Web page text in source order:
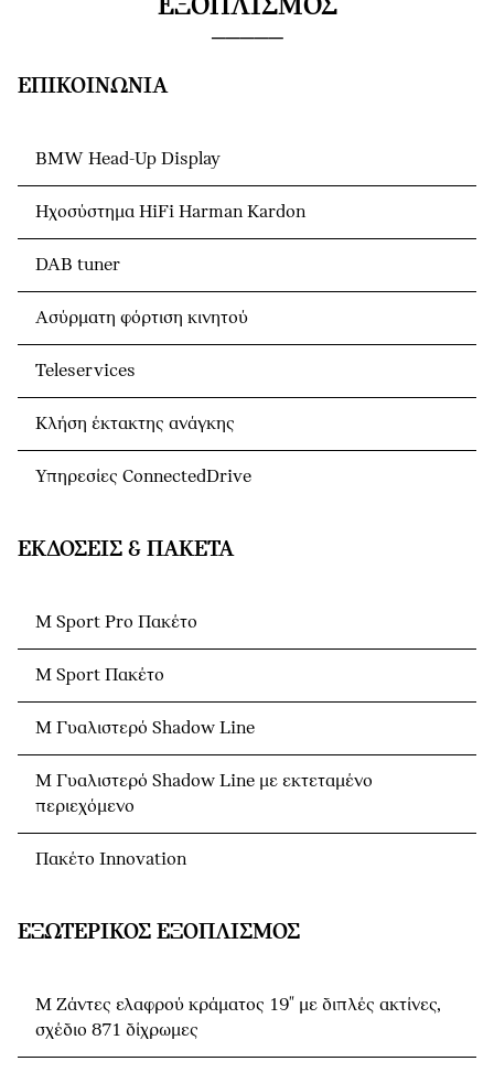
ΕΞΟΠΛΙΣΜΌΣ
ΕΠΙΚΟΙΝΩΝΊΑ
BMW Head-Up Display
Ηχοσύστημα HiFi Harman Kardon
DAB tuner
Ασύρματη φόρτιση κινητού
Teleservices
Κλήση έκτακτης ανάγκης
Υπηρεσίες ConnectedDrive
ΕΚΔΌΣΕΙΣ & ΠΑΚΈΤΑ
M Sport Pro Πακέτο
M Sport Πακέτο
M Γυαλιστερό Shadow Line
M Γυαλιστερό Shadow Line με εκτεταμένο
περιεχόμενο
Πακέτο Innovation
ΕΞΩΤΕΡΙΚΌΣ ΕΞΟΠΛΙΣΜΌΣ
M Ζάντες ελαφρού κράματος 19" με διπλές ακτίνες,
σχέδιο 871 δίχρωμες